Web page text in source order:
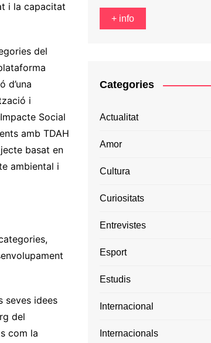
i la capacitat
del
d’una
i
Social
amb TDAH
basat en
ambiental i
seves idees
del
com la
+ info
Categories
Actualitat
Amor
Cultura
Curiositats
Entrevistes
Esport
Estudis
Internacional
Internacionals